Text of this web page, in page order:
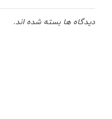
دیدگاه ها بسته شده اند.